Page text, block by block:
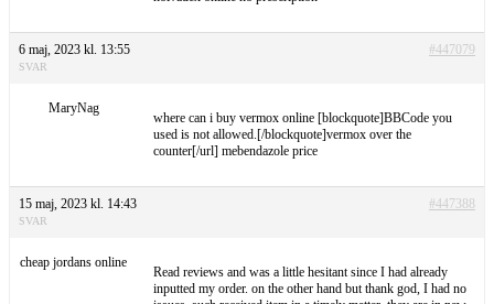
6 maj, 2023 kl. 13:55 #447079
SVAR
MaryNag
where can i buy vermox online [blockquote]BBCode you
used is not allowed.[/blockquote]vermox over the
counter[/url] mebendazole price
15 maj, 2023 kl. 14:43 #447388
SVAR
cheap jordans online
Read reviews and was a little hesitant since I had already
inputted my order. on the other hand but thank god, I had no